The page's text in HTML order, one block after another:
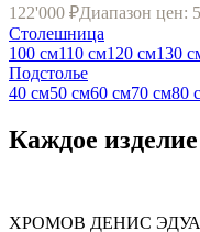
122'000 ₽Диапазон цен:
Cтолешница
100 см110 см120 cм130
Подстолье
40 см50 см60 см70 см80
Каждое
ХРОМОВ ДЕНИС